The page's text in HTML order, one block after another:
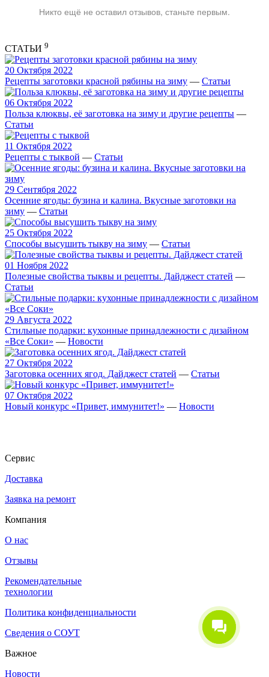
Никто ещё не оставил отзывов, станьте первым.
СТАТЬИ 9
20 Октября 2022
Рецепты заготовки красной рябины на зиму — Статьи
06 Октября 2022
Польза клюквы, её заготовка на зиму и другие рецепты —
Статьи
11 Октября 2022
Рецепты с тыквой — Статьи
29 Сентября 2022
Осенние ягоды: бузина и калина. Вкусные заготовки на
зиму — Статьи
25 Октября 2022
Способы высушить тыкву на зиму — Статьи
01 Ноября 2022
Полезные свойства тыквы и рецепты. Дайджест статей —
Статьи
29 Августа 2022
Стильные подарки: кухонные принадлежности с дизайном
«Все Соки» — Новости
27 Октября 2022
Заготовка осенних ягод. Дайджест статей — Статьи
07 Октября 2022
Новый конкурс «Привет, иммунитет!» — Новости
Сервис
Доставка
Заявка на ремонт
Компания
О нас
Отзывы
Рекомендательные
технологии
Политика конфиденциальности
Сведения о СОУТ
Важное
Новости